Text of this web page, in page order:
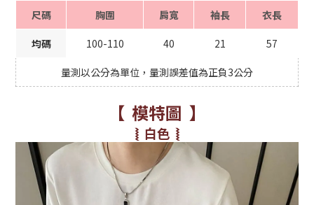
尺碼 胸圍 肩寬 袖長 衣長
均碼 100-110 40 21 57
量測以公分為單位，量測誤差值為正負3公分
【 模特圖 】
⦚ 白色 ⦚